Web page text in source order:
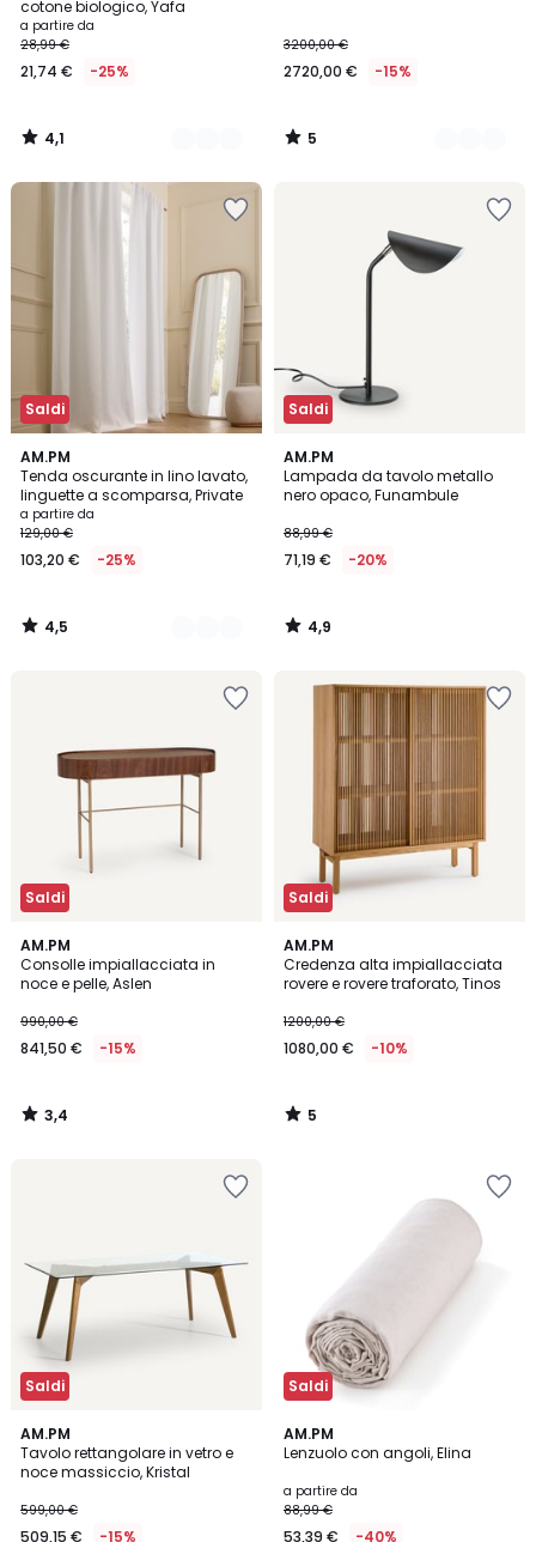
cotone biologico, Yafa
a partire da
28,99 €
21,74 € -25%
4,1
/
3200,00 €
2720,00 € -15%
5
/
Saldi
AM.PM
Tenda oscurante in lino lavato,
linguette a scomparsa, Private
a partire da
129,00 €
103,20 € -25%
4,5
/ 5
11
Colori
4,5
/
Saldi
AM.PM
Lampada da tavolo metallo
nero opaco, Funambule
88,99 €
71,19 € -20%
4,9
/ 5
4,9
/
Saldi
AM.PM
Consolle impiallacciata in
noce e pelle, Aslen
990,00 €
841,50 € -15%
3,4
/ 5
3,4
/
Saldi
AM.PM
Credenza alta impiallacciata
rovere e rovere traforato, Tinos
1200,00 €
1080,00 € -10%
5
/
5
5
/
Saldi
AM.PM
Tavolo rettangolare in vetro e
noce massiccio, Kristal
599,00 €
509,15 € -15%
4,4
/ 5
Saldi
AM.PM
Lenzuolo con angoli, Elina
a partire da
88,99 €
53,39 € -40%
4
/
23
Colori